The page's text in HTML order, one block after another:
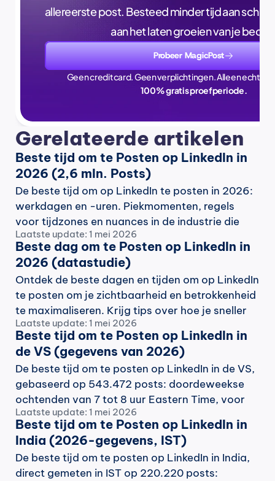
allereerste post. Besteed minder tijd aan
aan het laten groeien van je
Probeer MagicPost
Geen creditcard. Geen verplichtingen. Alleen echte
100% gratis proefperiode.
Gerelateerde artikelen
Beste tijd om te Posten op LinkedIn in
2026 (2,6 mln. Posts)
De beste tijd om op LinkedIn te posten in 2026:
werkdagen en -uren. Piekmomenten, regels
voor tijdzones en nuances in de industrie die
berichten omzetten in echte zichtbaarheid.
Laatste update: 1 mei 2026
Beste dag om te Posten op LinkedIn in
2026 (datastudie)
Ontdek de beste dagen en tijden om op LinkedIn
te posten om je zichtbaarheid en betrokkenheid
te maximaliseren. Krijg tips over hoe je sneller
LinkedIn-berichten schrijft met MagicPost.
Laatste update: 1 mei 2026
Beste tijd om te Posten op LinkedIn in
de VS (gegevens van 2026)
De beste tijd om te posten op LinkedIn in de VS,
gebaseerd op 543.472 posts: doordeweekse
ochtenden van 7 tot 8 uur Eastern Time, voor
de spits van 9 uur. Gegevens en gewoonten van
topcreators.
Laatste update: 1 mei 2026
Beste tijd om te Posten op LinkedIn in
India (2026-gegevens, IST)
De beste tijd om te posten op LinkedIn in India,
direct gemeten in IST op 220.220 posts: